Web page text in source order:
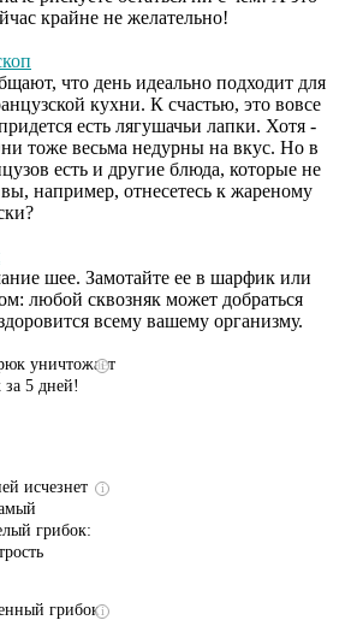
крайне не желательно!
что день идеально подходит для
кухни. К счастью, это вовсе
есть лягушачьи лапки. Хотя -
тоже весьма недурны на вкус. Но в
есть и другие блюда, которые не
например, отнесетесь к жареному
шее. Замотайте ее в шарфик или
любой сквозняк может добраться
всему вашему организму.
грибок
с корнем,
сном…
i
уничтожает
за 5 дней!
i
исчезнет
грибок:
i
грибок